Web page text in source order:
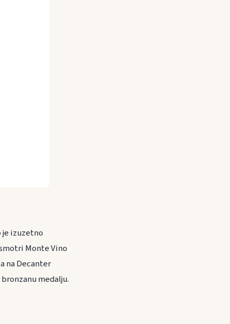
je izuzetno
Monte Vino
na Decanter
medalju.